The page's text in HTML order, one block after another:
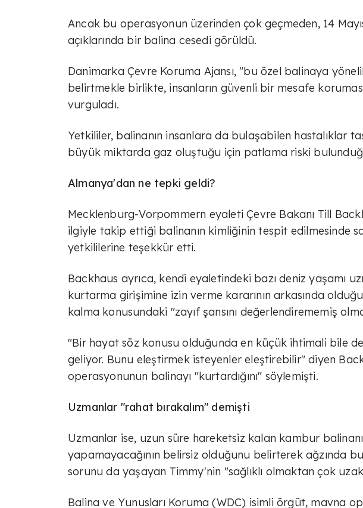
Ancak bu operasyonun üzerinden çok geçmeden, 14
açıklarında bir balina cesedi görüldü.
Danimarka Çevre Koruma Ajansı, "bu özel balinaya
belirtmekle birlikte, insanların güvenli bir mesafe
vurguladı.
Yetkililer, balinanın insanlara da bulaşabilen hastalıklar
büyük miktarda gaz oluştuğu için patlama riski
Almanya'dan ne tepki geldi?
Mecklenburg-Vorpommern eyaleti Çevre Bakanı Till
ilgiyle takip ettiği balinanın kimliğinin tespit edilmesinde
yetkililerine teşekkür etti.
Backhaus ayrıca, kendi eyaletindeki bazı deniz yaşamı
kurtarma girişimine izin verme kararının arkasında
kalma konusundaki "zayıf şansını değerlendirememiş
"Bir hayat söz konusu olduğunda en küçük ihtimali bile
geliyor. Bunu eleştirmek isteyenler eleştirebilir" diyen
operasyonunun balinayı "kurtardığını" söylemişti.
Uzmanlar "rahat bırakalım" demişti
Uzmanlar ise, uzun süre hareketsiz kalan kambur
yapamayacağının belirsiz olduğunu belirterek ağzında
sorunu da yaşayan Timmy'nin "sağlıklı olmaktan çok
Balina ve Yunusları Koruma (WDC) isimli örgüt, mavna